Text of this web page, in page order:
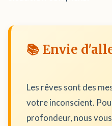
📚 Envie
Les rêves sont des
votre inconscient.
profondeur, nous